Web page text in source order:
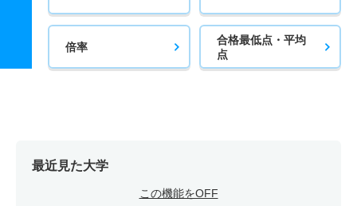
倍率
合格最低点・平均
点
最近見た大学
この機能をOFF